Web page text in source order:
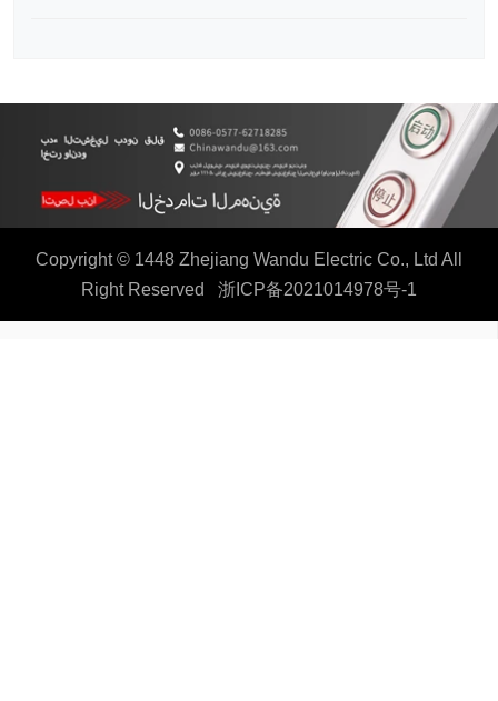
Copyright © 1448 Zhejiang Wandu Electric Co., Ltd All
Right Reserved 浙ICP备2021014978号-1